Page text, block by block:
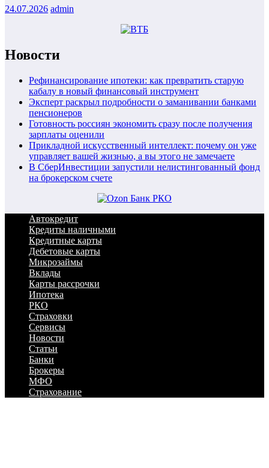
24.07.2026 admin
Новости
Рефинансирование ипотеки: как превратить старую
кабалу в новый финансовый инструмент
Эксперт раскрыл подробности о заманивании банками
пенсионеров
Готовность россиян экономить сразу после получения
зарплаты оценили
Прикладной искусственный интеллект: почему он уже
управляет вашей жизнью, а вы этого не замечаете
В СберИнвестиции запустили нелистингованный фонд
на брокерском счете
Автокредит
Кредиты наличными
Кредитные карты
Дебетовые карты
Микрозаймы
Вклады
Карты рассрочки
Ипотека
РКО
Страховки
Сервисы
Новости
Статьи
Банки
Брокеры
МФО
Страхование